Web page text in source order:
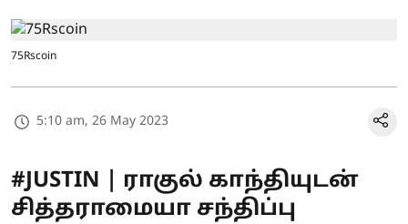
75Rscoin
5:10 am, 26 May 2023
#JUSTIN | ராகுல் காந்தியுடன்
சித்தராமையா சந்திப்பு